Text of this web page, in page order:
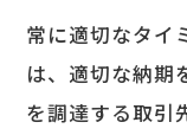
常に適切なタイ
は、適切な納期
を調達する取引